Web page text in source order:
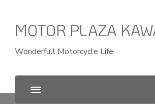
MOTOR PLAZA
Wonderfull Motorcycle Life